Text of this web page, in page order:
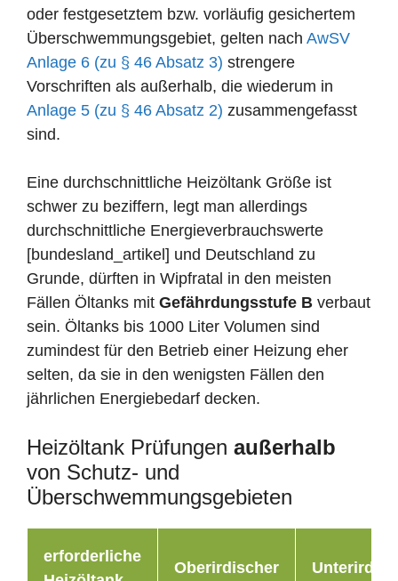
oder festgesetztem bzw. vorläufig gesichertem
Überschwemmungsgebiet, gelten nach AwSV
Anlage 6 (zu § 46 Absatz 3) strengere
Vorschriften als außerhalb, die wiederum in
Anlage 5 (zu § 46 Absatz 2) zusammengefasst
sind.
Eine durchschnittliche Heizöltank Größe ist
schwer zu beziffern, legt man allerdings
durchschnittliche Energieverbrauchswerte
[bundesland_artikel] und Deutschland zu
Grunde, dürften in Wipfratal in den meisten
Fällen Öltanks mit Gefährdungsstufe B verbaut
sein. Öltanks bis 1000 Liter Volumen sind
zumindest für den Betrieb einer Heizung eher
selten, da sie in den wenigsten Fällen den
jährlichen Energiebedarf decken.
Heizöltank Prüfungen außerhalb
von Schutz- und
Überschwemmungsgebieten
erforderliche
Oberirdischer